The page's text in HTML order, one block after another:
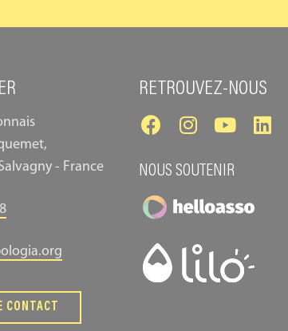
- France
CONTACT
RETROUVEZ-NOUS
NOUS SOUTENIR